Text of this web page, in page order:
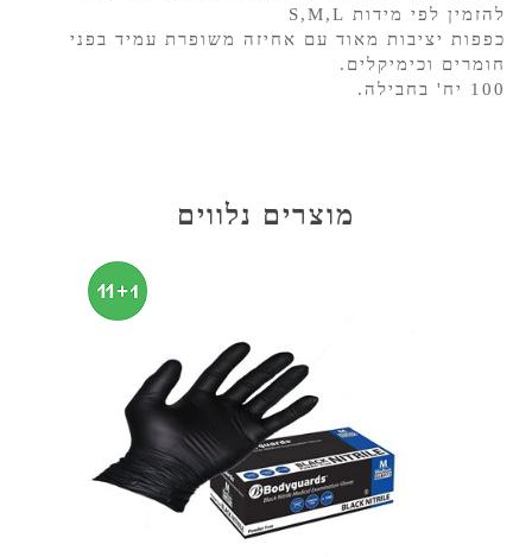
להזמין לפי מידות S,M,L
כפפות יציבות מאוד עם אחיזה משופרת עמיד בפני
חומרים וכימיקלים.
100 יח' בחבילה.
מוצרים נלווים